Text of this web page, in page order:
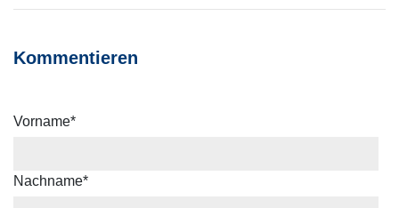
Kommentieren
Vorname*
Nachname*